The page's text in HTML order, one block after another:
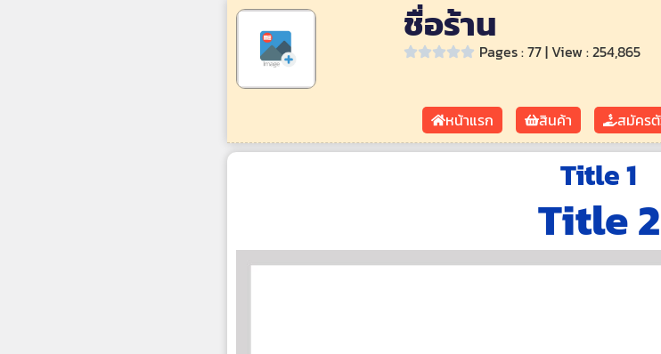
ชื่อร้าน
Pages : 77 | View : 254,865
หน้าแรก สินค้า สมัคร
Title 1
Title 2